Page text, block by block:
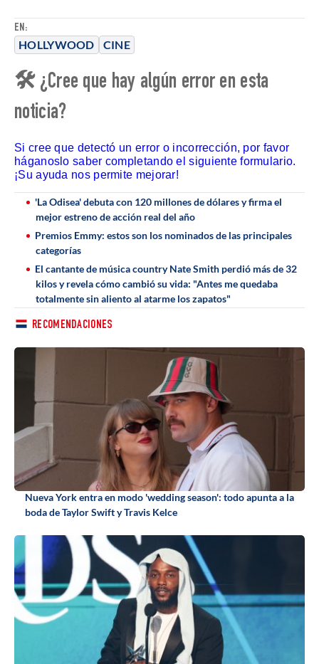
EN:
HOLLYWOOD CINE
🛠 ¿Cree que hay algún error en esta
noticia?
Si cree que detectó un error o incorrección, por favor
háganoslo saber completando el siguiente formulario.
¡Su ayuda nos permite mejorar!
'La Odisea' debuta con 120 millones de dólares y firma el
mejor estreno de acción real del año
Premios Emmy: estos son los nominados de las principales
categorías
El cantante de música country Nate Smith perdió más de 32
kilos y revela cómo cambió su vida: "Antes me quedaba
totalmente sin aliento al atarme los zapatos"
RECOMENDACIONES
Nueva York entra en modo 'wedding season': todo apunta a la
boda de Taylor Swift y Travis Kelce